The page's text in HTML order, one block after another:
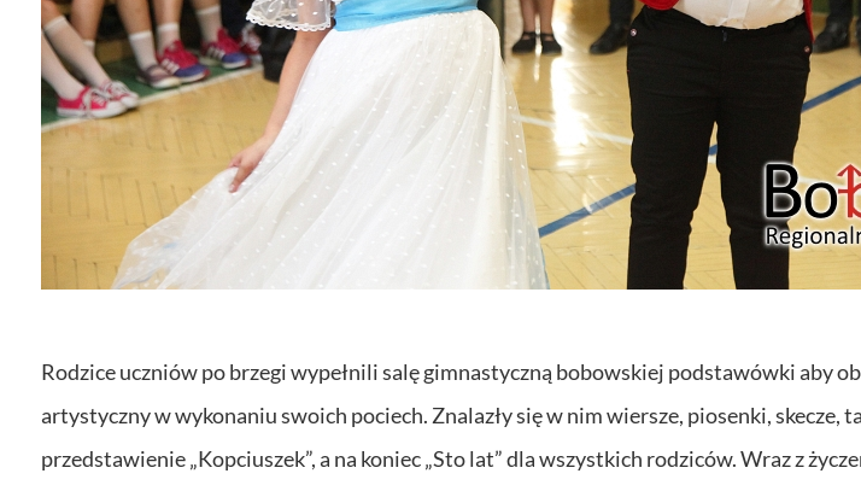
Rodzice uczniów po brzegi wypełnili salę gimnastyczną bobowskiej podstawówki aby
artystyczny w wykonaniu swoich pociech. Znalazły się w nim wiersze, piosenki, skecze,
przedstawienie „Kopciuszek”, a na koniec „Sto lat” dla wszystkich rodziców. Wraz z